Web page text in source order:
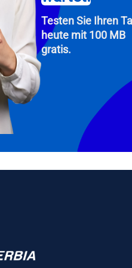
To
Then,
in
Testen Sie Ihren
heute mit 100 MB
gratis.
E-